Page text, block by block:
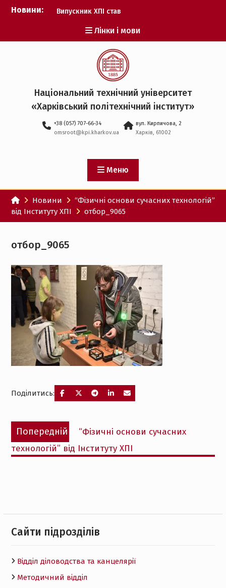
Перейти
Новини:
Випускник ХПІ став
Збройних Сил України
У Верховній Раді за
участю ХПІ обговорили
перспективи українсько-
технологічного
партнерства
НТУ «ХПІ» готується до
Музичні таланти ХПІ
запрошуються на
фестиваль «Червона
рута – 2027»
ХПІ уклав угоду про
партнерство з ДержНДІ
технологій кібербезпеки
Лінки і мови
Національний технічний університет
«Харківський політехнічний iнститут»
+38 (057) 707-66-34
omsroot@kpi.kharkov.ua
вул. Кирпичова, 2
Харків, 61002
Меню
Новини
“Фізичні основи сучасних технологій”
від Інституту ХПІ
отбор_9065
отбор_9065
Поділитись:
Навігація
записів
Попередній
Попередній
запис:
“Фізичні основи сучасних
технологій” від Інституту ХПІ
Cайти підрозділів
Відділ діловодства та канцелярії
Методичний відділ